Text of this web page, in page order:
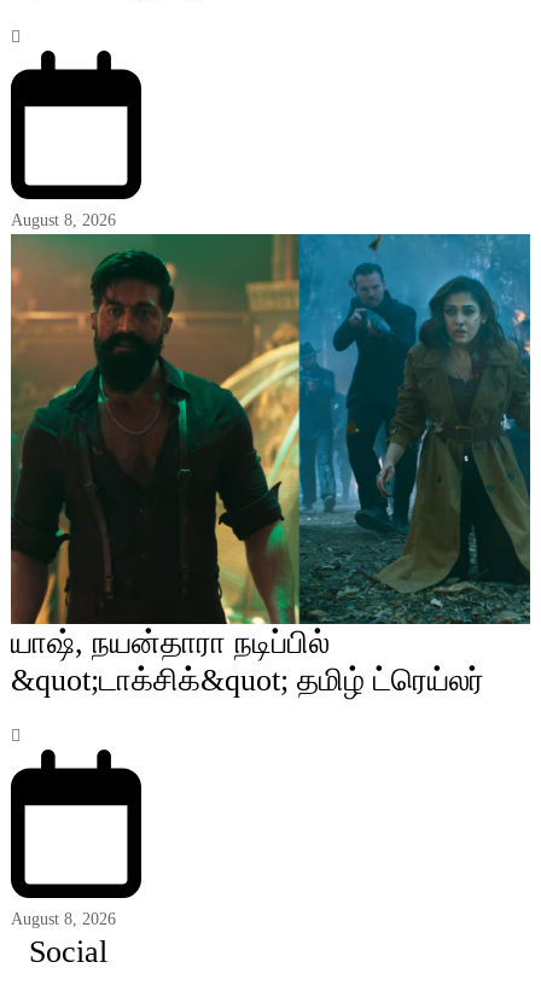
August 8, 2026
யாஷ், நயன்தாரா நடிப்பில்
&quot;டாக்சிக்&quot; தமிழ் ட்ரெய்லர்
August 8, 2026
Social